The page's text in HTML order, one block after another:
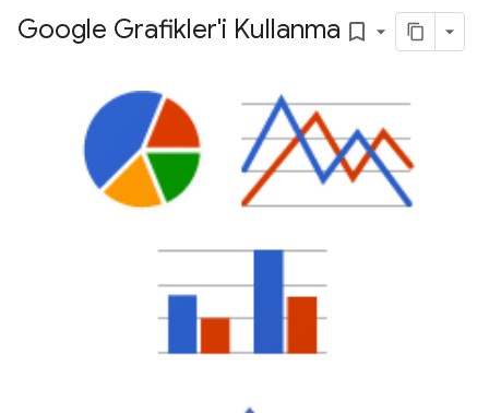
Google Grafikler'i Kullanma bookmark_border